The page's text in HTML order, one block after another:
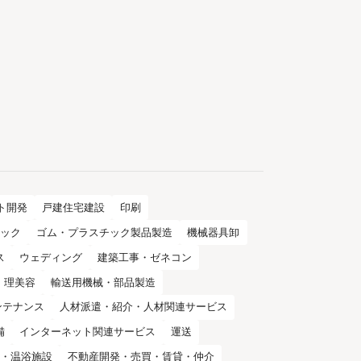
開発 戸建住宅建設 印刷
ク ゴム・プラスチック製品製造 機械器具卸
ウェディング 建築工事・ゼネコン
理美容 輸送用機械・部品製造
ナンス 人材派遣・紹介・人材関連サービス
インターネット関連サービス 運送
温浴施設 不動産開発・売買・賃貸・仲介